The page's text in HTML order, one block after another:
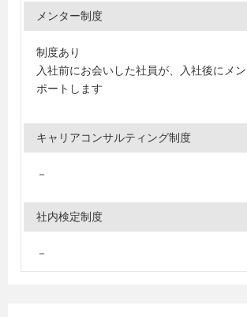
メンター制度
制度あり
入社前にお会いした社員が、入社後にメ
ポートします
キャリアコンサルティング制度
－
社内検定制度
－